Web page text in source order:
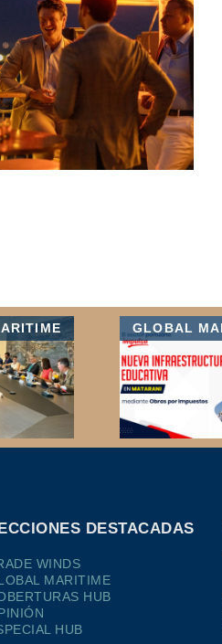
GLOBAL
DESTACADAS
WINDS
MARITIME
HUB
HUB